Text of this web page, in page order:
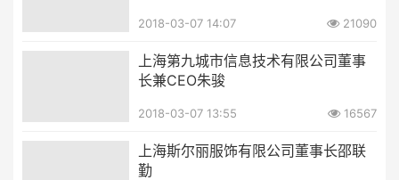
2018-03-07 14:07 21090
上海第九城市信息技术有限公司董事
长兼CEO朱骏
2018-03-07 13:55 16567
上海斯尔丽服饰有限公司董事长邵联
勤